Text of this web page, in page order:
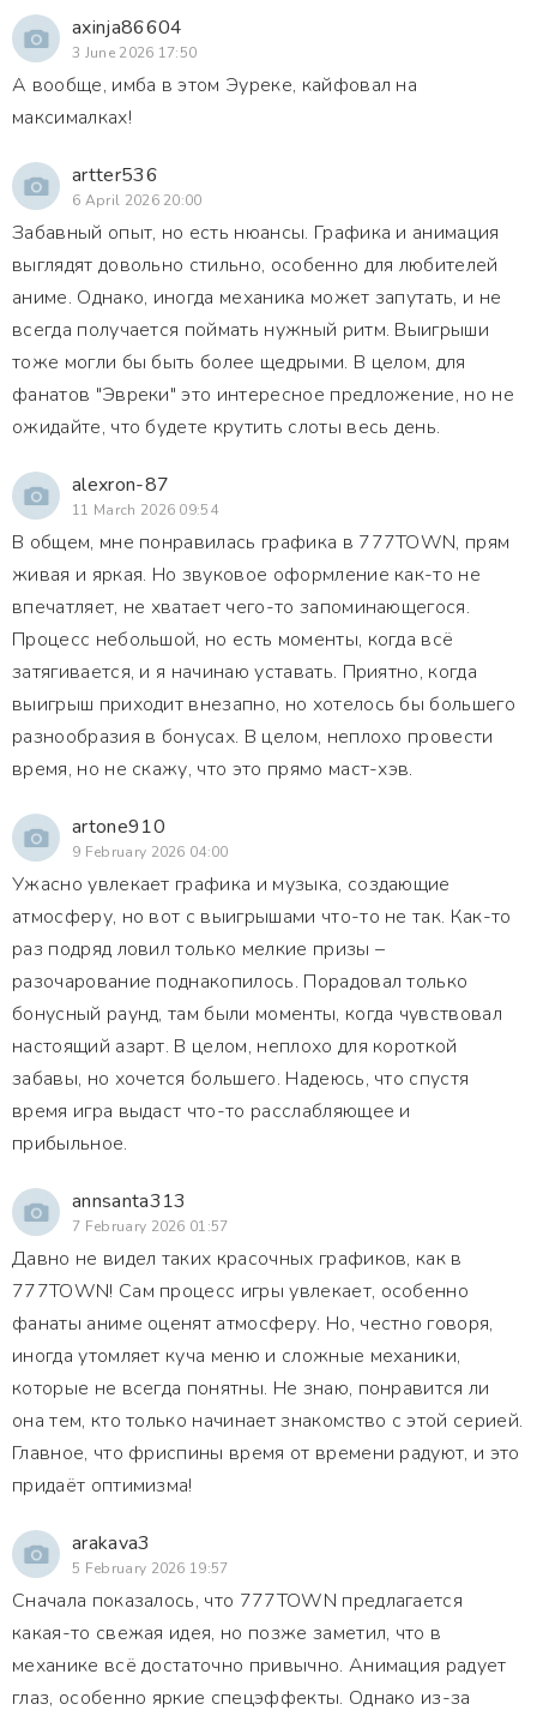
axinja86604
3 June 2026 17:50
А вообще, имба в этом Эуреке, кайфовал на
максималках!
artter536
6 April 2026 20:00
Забавный опыт, но есть нюансы. Графика и анимация
выглядят довольно стильно, особенно для любителей
аниме. Однако, иногда механика может запутать, и не
всегда получается поймать нужный ритм. Выигрыши
тоже могли бы быть более щедрыми. В целом, для
фанатов "Эвреки" это интересное предложение, но не
ожидайте, что будете крутить слоты весь день.
alexron-87
11 March 2026 09:54
В общем, мне понравилась графика в 777TOWN, прям
живая и яркая. Но звуковое оформление как-то не
впечатляет, не хватает чего-то запоминающегося.
Процесс небольшой, но есть моменты, когда всё
затягивается, и я начинаю уставать. Приятно, когда
выигрыш приходит внезапно, но хотелось бы большего
разнообразия в бонусах. В целом, неплохо провести
время, но не скажу, что это прямо маст-хэв.
artone910
9 February 2026 04:00
Ужасно увлекает графика и музыка, создающие
атмосферу, но вот с выигрышами что-то не так. Как-то
раз подряд ловил только мелкие призы –
разочарование поднакопилось. Порадовал только
бонусный раунд, там были моменты, когда чувствовал
настоящий азарт. В целом, неплохо для короткой
забавы, но хочется большего. Надеюсь, что спустя
время игра выдаст что-то расслабляющее и
прибыльное.
annsanta313
7 February 2026 01:57
Давно не видел таких красочных графиков, как в
777TOWN! Сам процесс игры увлекает, особенно
фанаты аниме оценят атмосферу. Но, честно говоря,
иногда утомляет куча меню и сложные механики,
которые не всегда понятны. Не знаю, понравится ли
она тем, кто только начинает знакомство с этой серией.
Главное, что фриспины время от времени радуют, и это
придаёт оптимизма!
arakava3
5 February 2026 19:57
Сначала показалось, что 777TOWN предлагается
какая-то свежая идея, но позже заметил, что в
механике всё достаточно привычно. Анимация радует
глаз, особенно яркие спецэффекты. Однако из-за